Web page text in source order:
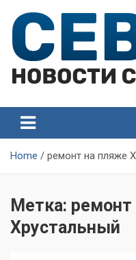
content
Севастополя
Севастополя
Home ремонт на пляже
Метка: ремонт
Хрустальный